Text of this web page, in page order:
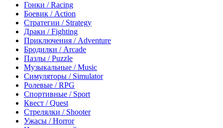
Гонки / Racing
Боевик / Action
Стратегии / Strategy
Драки / Fighting
Приключения / Adventure
Бродилки / Arcade
Пазлы / Puzzle
Музыкальные / Music
Симуляторы / Simulator
Ролевые / RPG
Спортивные / Sport
Квест / Quest
Стрелялки / Shooter
Ужасы / Horror